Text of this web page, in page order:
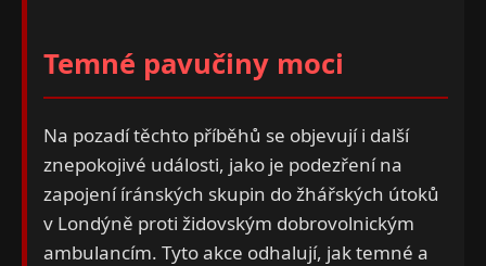
Temné pavučiny moci
Na pozadí těchto příběhů se objevují i další
znepokojivé události, jako je podezření na
zapojení íránských skupin do žhářských útoků
v Londýně proti židovským dobrovolnickým
ambulancím. Tyto akce odhalují, jak temné a